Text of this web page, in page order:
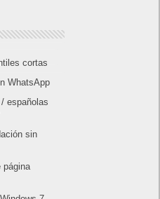
cortas
WhatsApp
españolas
sin
página